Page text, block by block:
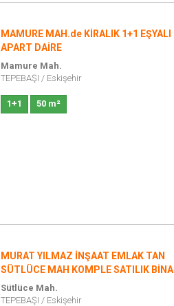
MAMURE MAH.de KİRALIK 1+1 EŞYALI
APART DAİRE
Mamure Mah.
TEPEBAŞI / Eskişehir
1+1 50 m²
MURAT YILMAZ İNŞAAT EMLAK TAN
SÜTLÜCE MAH KOMPLE SATILIK BİNA
Sütlüce Mah.
TEPEBAŞI / Eskişehir